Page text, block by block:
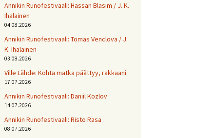
Annikin Runofestivaali: Has­san Bla­sim / J. K.
Ihalainen
04.08.2026
Annikin Runofestivaali: Tomas Venclova / J.
K. Ihalainen
03.08.2026
Ville Lähde: Kohta matka päättyy, rakkaani.
17.07.2026
Annikin Runofestivaali: Daniil Kozlov
14.07.2026
Annikin Runofestivaali: Risto Rasa
08.07.2026